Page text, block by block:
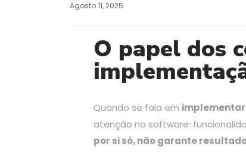
Agosto 11, 2025
O papel dos
Quando se fala em
atenção no software:
por si só, não garante